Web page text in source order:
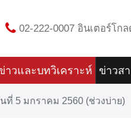
02-222-0007 อินเตอร์โกล
าวและบทวิเคราะห์ ข่าวส
ที่ 5 มกราคม 2560 (ช่วงบ่าย)